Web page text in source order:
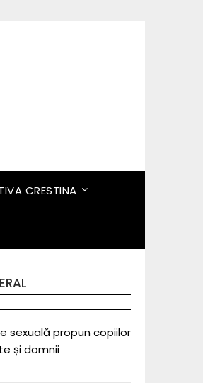
CRESTINA
sexuală propun copiilor
și domnii